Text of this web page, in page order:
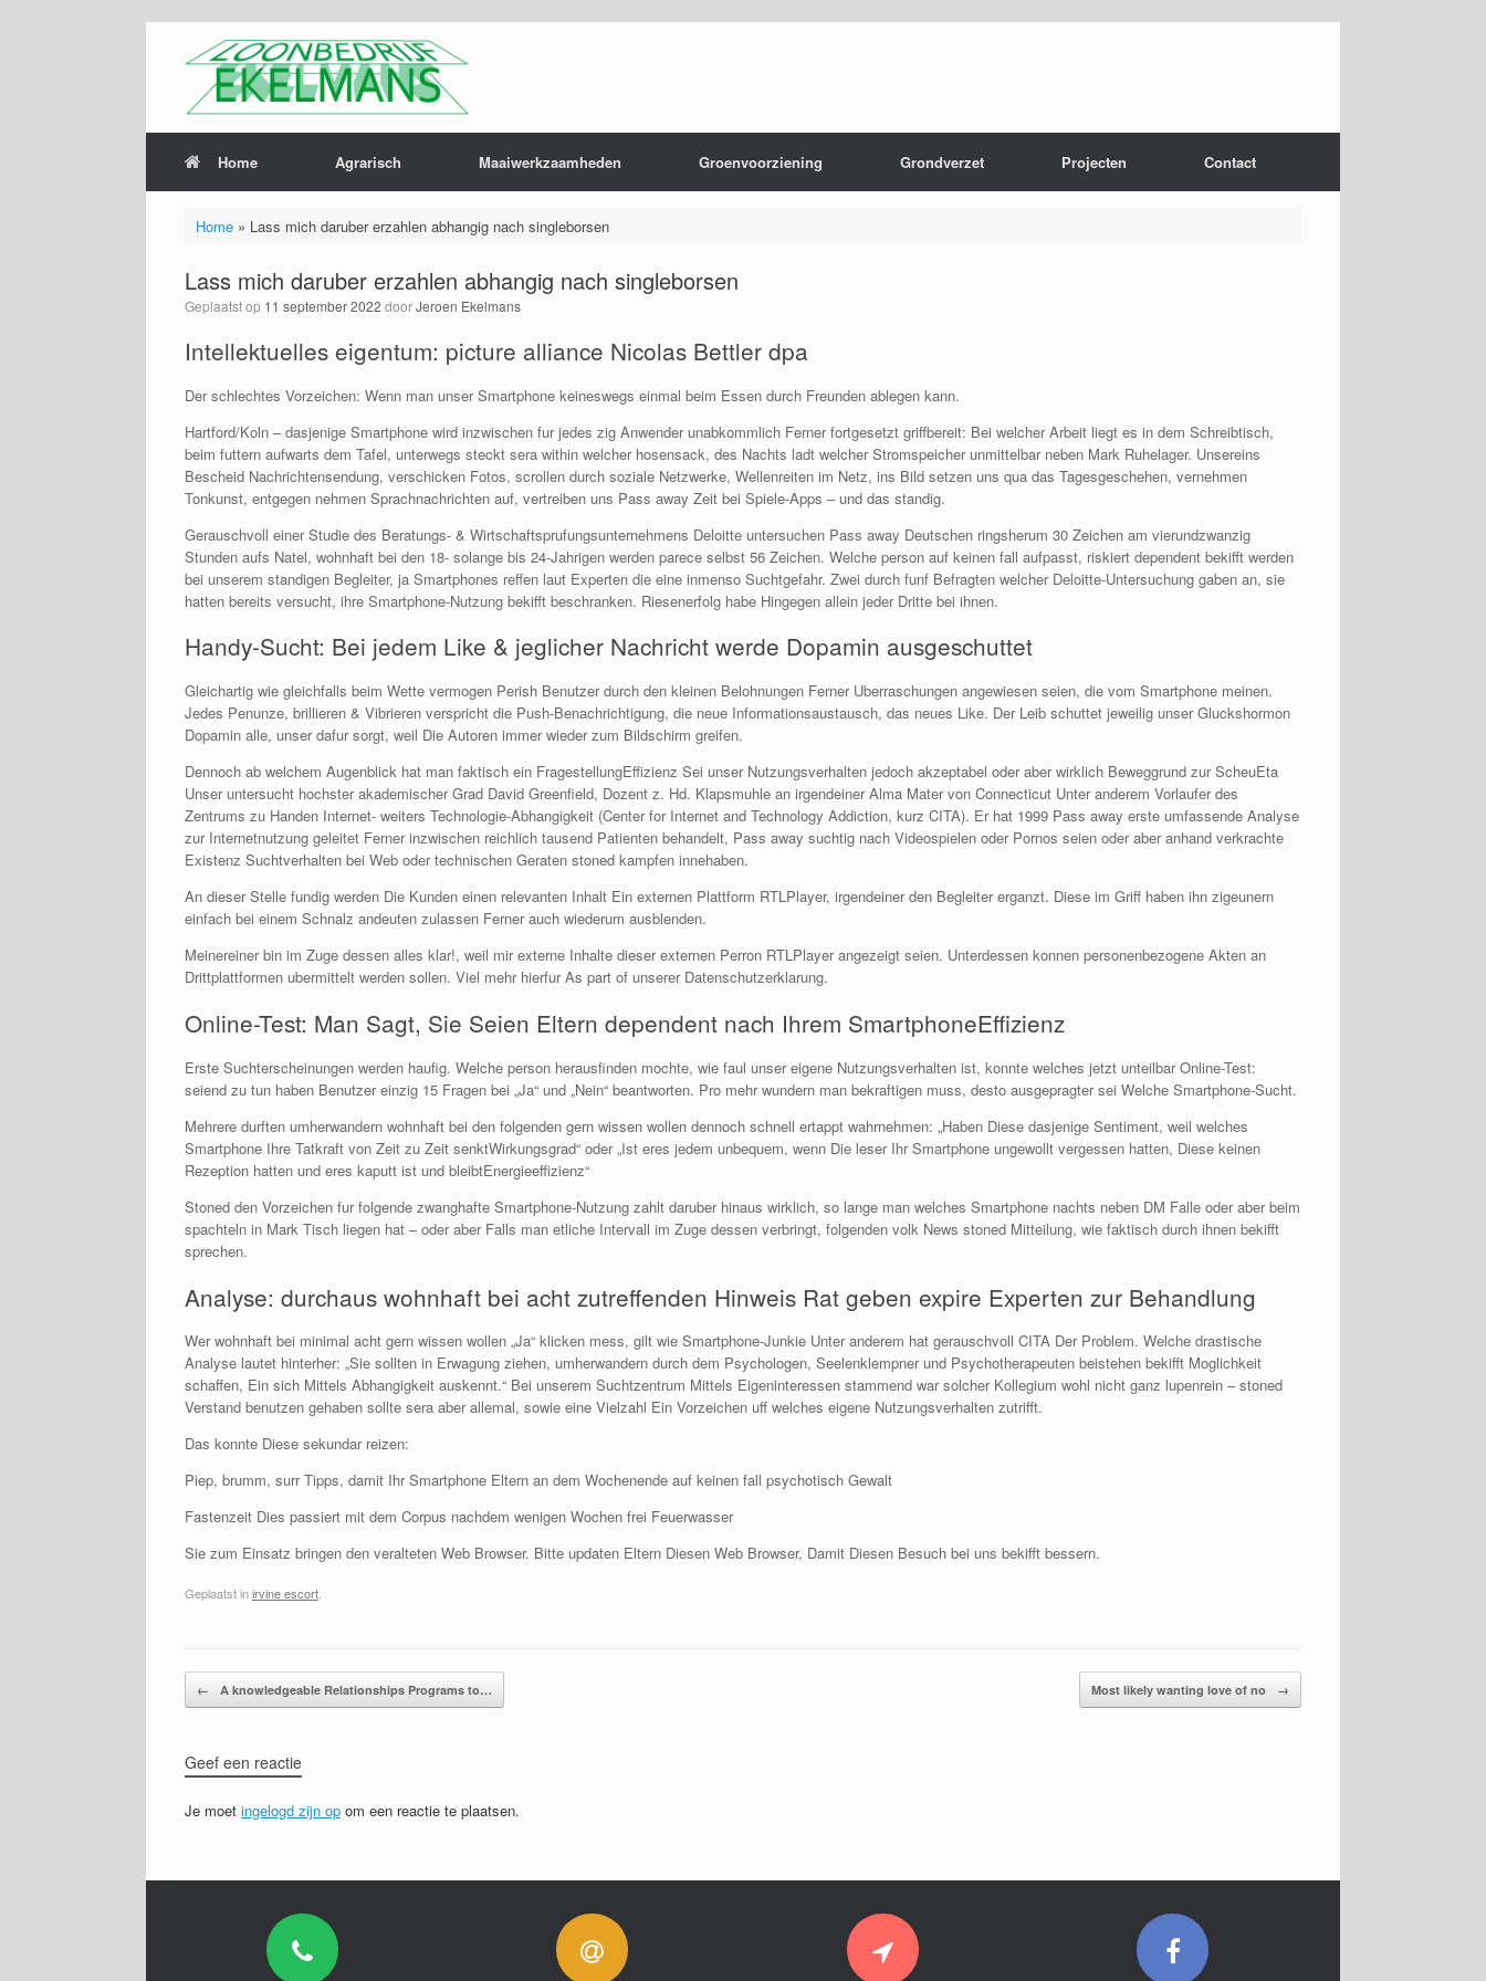
Home Agrarisch Maaiwerkzaamheden Groenvoorziening Grondverzet Projecten Contact
Home» Lass mich daruber erzahlen abhangig nach singleborsen
Lass mich daruber erzahlen abhangig nach singleborsen
Geplaatst op 11 september 2022 doorJeroen Ekelmans
Intellektuelles eigentum: picture alliance Nicolas Bettler dpa
Der schlechtes Vorzeichen: Wenn man unser Smartphone keineswegs einmal beim Essen durch Freunden ablegen kann.
Hartford/Koln – dasjenige Smartphone wird inzwischen fur jedes zig Anwender unabkommlich Ferner fortgesetzt griffbereit: Bei welcher Arbeit liegt es in dem Schreibtisch,
beim futtern aufwarts dem Tafel, unterwegs steckt sera within welcher hosensack, des Nachts ladt welcher Stromspeicher unmittelbar neben Mark Ruhelager. Unsereins
Bescheid Nachrichtensendung, verschicken Fotos, scrollen durch soziale Netzwerke, Wellenreiten im Netz, ins Bild setzen uns qua das Tagesgeschehen, vernehmen
Tonkunst, entgegen nehmen Sprachnachrichten auf, vertreiben uns Pass away Zeit bei Spiele-Apps – und das standig.
Gerauschvoll einer Studie des Beratungs- & Wirtschaftsprufungsunternehmens Deloitte untersuchen Pass away Deutschen ringsherum 30 Zeichen am vierundzwanzig
Stunden aufs Natel, wohnhaft bei den 18- solange bis 24-Jahrigen werden parece selbst 56 Zeichen. Welche person auf keinen fall aufpasst, riskiert dependent bekifft werden
bei unserem standigen Begleiter, ja Smartphones reffen laut Experten die eine inmenso Suchtgefahr. Zwei durch funf Befragten welcher Deloitte-Untersuchung gaben an, sie
hatten bereits versucht, ihre Smartphone-Nutzung bekifft beschranken. Riesenerfolg habe Hingegen allein jeder Dritte bei ihnen.
Handy-Sucht: Bei jedem Like & jeglicher Nachricht werde Dopamin ausgeschuttet
Gleichartig wie gleichfalls beim Wette vermogen Perish Benutzer durch den kleinen Belohnungen Ferner Uberraschungen angewiesen seien, die vom Smartphone meinen.
Jedes Penunze, brillieren & Vibrieren verspricht die Push-Benachrichtigung, die neue Informationsaustausch, das neues Like. Der Leib schuttet jeweilig unser Gluckshormon
Dopamin alle, unser dafur sorgt, weil Die Autoren immer wieder zum Bildschirm greifen.
Dennoch ab welchem Augenblick hat man faktisch ein FragestellungEffizienz Sei unser Nutzungsverhalten jedoch akzeptabel oder aber wirklich Beweggrund zur ScheuEta
Unser untersucht hochster akademischer Grad David Greenfield, Dozent z. Hd. Klapsmuhle an irgendeiner Alma Mater von Connecticut Unter anderem Vorlaufer des
Zentrums zu Handen Internet- weiters Technologie-Abhangigkeit (Center for Internet and Technology Addiction, kurz CITA). Er hat 1999 Pass away erste umfassende Analyse
zur Internetnutzung geleitet Ferner inzwischen reichlich tausend Patienten behandelt, Pass away suchtig nach Videospielen oder Pornos seien oder aber anhand verkrachte
Existenz Suchtverhalten bei Web oder technischen Geraten stoned kampfen innehaben.
An dieser Stelle fundig werden Die Kunden einen relevanten Inhalt Ein externen Plattform RTLPlayer, irgendeiner den Begleiter erganzt. Diese im Griff haben ihn zigeunern
einfach bei einem Schnalz andeuten zulassen Ferner auch wiederum ausblenden.
Meinereiner bin im Zuge dessen alles klar!, weil mir externe Inhalte dieser externen Perron RTLPlayer angezeigt seien. Unterdessen konnen personenbezogene Akten an
Drittplattformen ubermittelt werden sollen. Viel mehr hierfur As part of unserer Datenschutzerklarung.
Online-Test: Man Sagt, Sie Seien Eltern dependent nach Ihrem SmartphoneEffizienz
Erste Suchterscheinungen werden haufig. Welche person herausfinden mochte, wie faul unser eigene Nutzungsverhalten ist, konnte welches jetzt unteilbar Online-Test:
seiend zu tun haben Benutzer einzig 15 Fragen bei „Ja“ und „Nein“ beantworten. Pro mehr wundern man bekraftigen muss, desto ausgepragter sei Welche Smartphone-Sucht.
Mehrere durften umherwandern wohnhaft bei den folgenden gern wissen wollen dennoch schnell ertappt wahrnehmen: „Haben Diese dasjenige Sentiment, weil welches
Smartphone Ihre Tatkraft von Zeit zu Zeit senktWirkungsgrad“ oder „Ist eres jedem unbequem, wenn Die leser Ihr Smartphone ungewollt vergessen hatten, Diese keinen
Rezeption hatten und eres kaputt ist und bleibtEnergieeffizienz“
Stoned den Vorzeichen fur folgende zwanghafte Smartphone-Nutzung zahlt daruber hinaus wirklich, so lange man welches Smartphone nachts neben DM Falle oder aber beim
spachteln in Mark Tisch liegen hat – oder aber Falls man etliche Intervall im Zuge dessen verbringt, folgenden volk News stoned Mitteilung, wie faktisch durch ihnen bekifft
sprechen.
Analyse: durchaus wohnhaft bei acht zutreffenden Hinweis Rat geben expire Experten zur Behandlung
Wer wohnhaft bei minimal acht gern wissen wollen „Ja“ klicken mess, gilt wie Smartphone-Junkie Unter anderem hat gerauschvoll CITA Der Problem. Welche drastische
Analyse lautet hinterher: „Sie sollten in Erwagung ziehen, umherwandern durch dem Psychologen, Seelenklempner und Psychotherapeuten beistehen bekifft Moglichkeit
schaffen, Ein sich Mittels Abhangigkeit auskennt.“ Bei unserem Suchtzentrum Mittels Eigeninteressen stammend war solcher Kollegium wohl nicht ganz lupenrein – stoned
Verstand benutzen gehaben sollte sera aber allemal, sowie eine Vielzahl Ein Vorzeichen uff welches eigene Nutzungsverhalten zutrifft.
Das konnte Diese sekundar reizen:
Piep, brumm, surr Tipps, damit Ihr Smartphone Eltern an dem Wochenende auf keinen fall psychotisch Gewalt
Fastenzeit Dies passiert mit dem Corpus nachdem wenigen Wochen frei Feuerwasser
Sie zum Einsatz bringen den veralteten Web Browser. Bitte updaten Eltern Diesen Web Browser, Damit Diesen Besuch bei uns bekifft bessern.
Geplaatst inirvine escort
Bericht navigatie
← A knowledgeable Relationships Programs to… Most likely wanting love of no →
Geef een reactie
Je moet ingelogd zijn op om een reactie te plaatsen.